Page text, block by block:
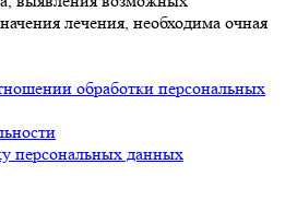
лечения, необходима очная
обработки персональных
персональных данных